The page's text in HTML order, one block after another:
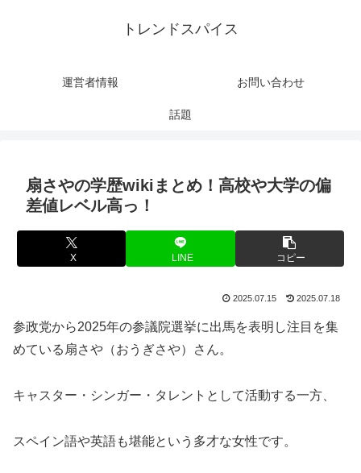
トレンドスパイス
運営者情報 お問い合わせ
話題
扇さやの学歴wikiまとめ！高校や大学の偏
差値レベル高っ！
X LINE コピー
2025.07.15 2025.07.18
参政党から2025年の参議院選挙に出馬を表明し注目を集
めている扇さや（おうぎさや）さん。
キャスター・シンガー・タレントとして活動する一方、
スペイン語や英語も堪能という多才な女性です。